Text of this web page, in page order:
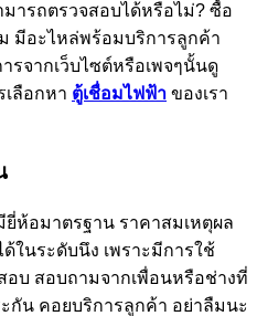
ารถตรวจสอบได้หรือไม่? ซื้อ
มีอะไหล่พร้อมบริการลูกค้า
รจากเว็บไซต์หรือเพจๆนั้นดู
เลือกหา ตู้เชื่อมไฟฟ้า ของเรา
ยี่ห้อมาตรฐาน ราคาสมเหตุผล
ในระดับนึง เพราะมีการใช้
อบ สอบถามจากเพื่อนหรือช่างที่
กัน คอยบริการลูกค้า อย่าลืมนะ